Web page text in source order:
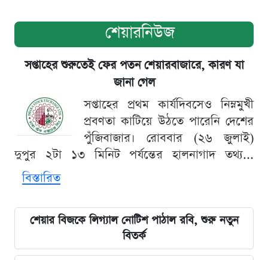
শেয়ারনিউজ
সপ্তাহের শুরুতেই ফের পতন শেয়ারবাজারে, কারণ যা
জানা গেল
সপ্তাহের প্রথম কার্যদিবসেও নিম্নমুখী
প্রবণতা কাটিয়ে উঠতে পারেনি দেশের
পুঁজিবাজার। রোববার (২৬ জুলাই)
দুপুর ২টা ১৩ মিনিট পর্যন্তের হালনাগাদ তথ্য...
বিস্তারিত
শেয়ার বিজকে লিগ্যাল নোটিশ পাঠাল রবি, শুরু নতুন
বিতর্ক